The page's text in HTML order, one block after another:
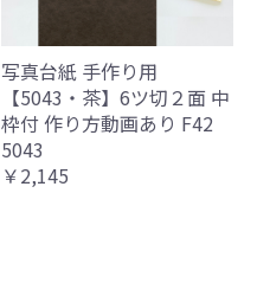
写真台紙 手作り用
【5043・茶】6ツ切２面 中
枠付 作り方動画あり F42
5043
￥2,145